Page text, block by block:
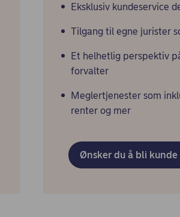
Eksklusiv kundeservice
Tilgang til egne jurister
Et helhetlig perspektiv
forvalter
Meglertjenester som
renter og mer
Ønsker du å bli kunde